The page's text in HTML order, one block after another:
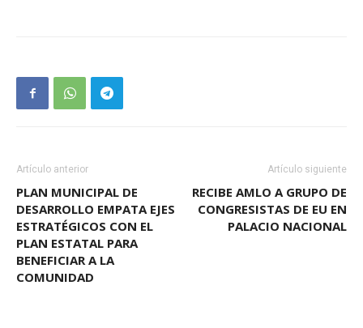
Artículo anterior
PLAN MUNICIPAL DE
DESARROLLO EMPATA EJES
ESTRATÉGICOS CON EL
PLAN ESTATAL PARA
BENEFICIAR A LA
COMUNIDAD
Artículo siguiente
RECIBE AMLO A GRUPO DE
CONGRESISTAS DE EU EN
PALACIO NACIONAL